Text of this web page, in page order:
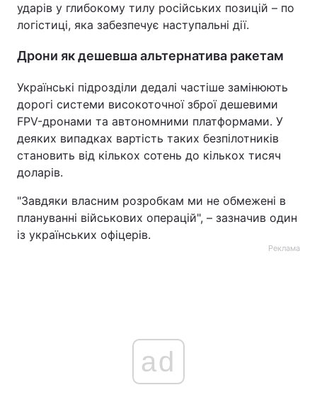
ударів у глибокому тилу російських позицій – по
логістиці, яка забезпечує наступальні дії.
Дрони як дешевша альтернатива ракетам
Українські підрозділи дедалі частіше замінюють
дорогі системи високоточної зброї дешевими
FPV-дронами та автономними платформами. У
деяких випадках вартість таких безпілотників
становить від кількох сотень до кількох тисяч
доларів.
"Завдяки власним розробкам ми не обмежені в
плануванні військових операцій", – зазначив один
із українських офіцерів.
Реклама
ad